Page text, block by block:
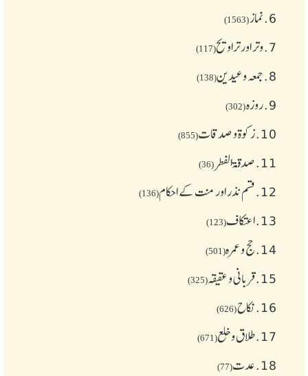
6. نماز(1563)
7. وتر اور تراویح(117)
8. جمعہ وعیدین(138)
9. روزہ(302)
10. زکوة و صدقات(855)
11. صدقۃ الفطر (36)
12. قسم نذر اور منت کے احکام(136)
13. اعتکاف(123)
14. حج و عمرہ(501)
15. قربانی و عقیقہ(325)
16. نکاح(626)
17. طلاق و خلع(671)
18. عدت(77)